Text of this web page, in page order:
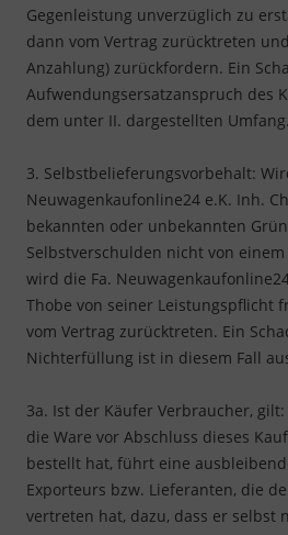
Gegenleistung unverzüglich zu
dann vom Vertrag zurücktreten
Anzahlung) zurückfordern. Ein
Aufwendungsersatzanspruch des
dem unter II. dargestellten Umfang.
3. Selbstbelieferungsvorbehalt:
Neuwagenkaufonline24 e.K. Inh.
bekannten oder unbekannten
Selbstverschulden nicht von
wird die Fa.
Thobe von seiner Leistungspflicht
vom Vertrag zurücktreten. Ein
Nichterfüllung ist in diesem Fall
3a. Ist der Käufer Verbraucher,
die Ware vor Abschluss dieses
bestellt hat, führt eine
Exporteurs bzw. Lieferanten, die
vertreten hat, dazu, dass er selbst